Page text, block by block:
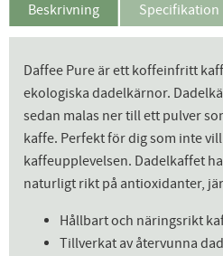
Beskrivning Specifikation
Daffee Pure är ett koffeinfritt
ekologiska dadelkärnor.
sedan malas ner till ett pulver
kaffe. Perfekt för dig som inte
kaffeupplevelsen. Dadelkaffet
naturligt rikt på antioxidanter,
Hållbart och näringsrikt
Tillverkat av återvunna